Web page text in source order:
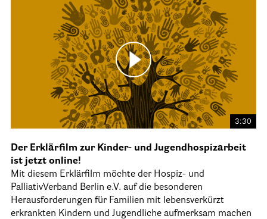
Adressen
Tageshospize
Ambulante Hospizdienste
Stationäre Hospize
Kinder- und Jugendhospize und -hospizdienste
Hospizdienste im Krankenhaus oder Altenpflegeheim
Palliative Pflegedienste
Beratungsstelle(n)
3:30
Der Erklärfilm zur Kinder- und Jugendhospizarbeit
ist jetzt online!
Mit diesem Erklärfilm möchte der Hospiz- und
PalliativVerband Berlin e.V. auf die besonderen
Herausforderungen für Familien mit lebensverkürzt
erkrankten Kindern und Jugendliche aufmerksam machen